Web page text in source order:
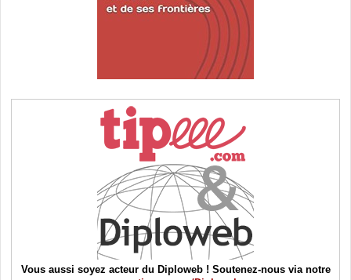
Vous aussi soyez acteur du Diploweb ! Soutenez-nous via notre